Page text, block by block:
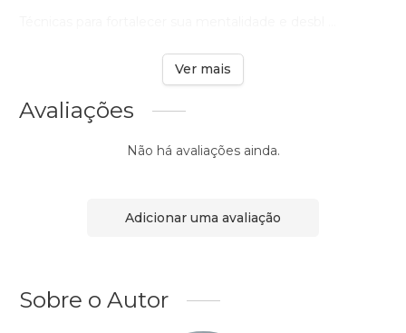
Ver mais
Avaliações
Não há avaliações ainda.
Adicionar uma avaliação
Sobre o Autor